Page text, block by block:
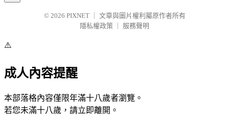
© 2026 PIXNET
文章與圖片權利屬原作者所有
隱私權政策
服務聲明
⚠️
成人內容提醒
本部落格內容僅限年滿十八歲者瀏覽。
若您未滿十八歲，請立即離開。